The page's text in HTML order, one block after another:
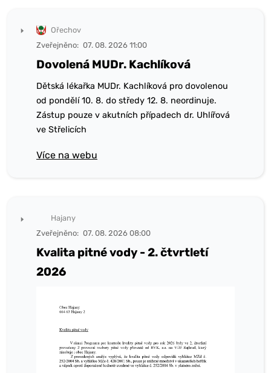
Ořechov
Zveřejněno: 07. 08. 2026 11:00
Dovolená MUDr. Kachlíková
Dětská lékařka MUDr. Kachlíková pro dovolenou
od pondělí 10. 8. do středy 12. 8. neordinuje.
Zástup pouze v akutních případech dr. Uhlířová
ve Střelicích
Více na webu
Hajany
Zveřejněno: 07. 08. 2026 08:00
Kvalita pitné vody - 2. čtvrtletí
2026